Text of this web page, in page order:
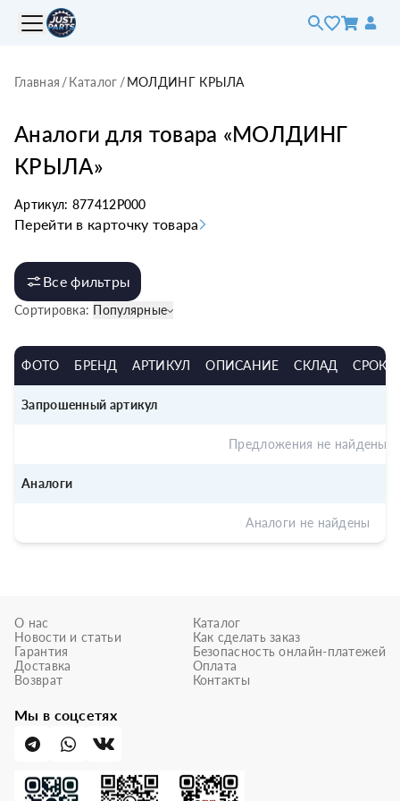
Главная /Каталог /МОЛДИНГ КРЫЛА
Аналоги для товара «МОЛДИНГ
КРЫЛА»
Артикул: 877412P000
Перейти в карточку товара
Все фильтры
Сортировка: Популярные
ФОТО БРЕНД АРТИКУЛ ОПИСАНИЕ СКЛАД СРОК
Запрошенный артикул
Предложения не найдены
Аналоги
Аналоги не найдены
О нас
Новости и статьи
Гарантия
Доставка
Возврат
Каталог
Как сделать заказ
Безопасность онлайн-платежей
Оплата
Контакты
Мы в соцсетях